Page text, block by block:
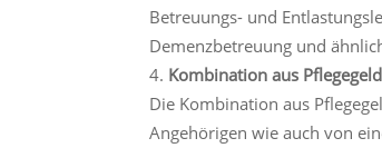
Betreuungs- und
Demenzbetreuung und
Kombination aus
Die Kombination aus
Angehörigen wie auch von